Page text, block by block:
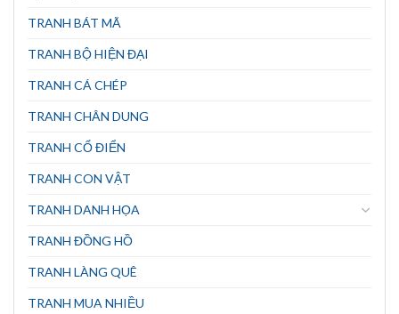
TRANH BÁT MÃ
TRANH BỘ HIỆN ĐẠI
TRANH CÁ CHÉP
TRANH CHÂN DUNG
TRANH CỔ ĐIỂN
TRANH CON VẬT
TRANH DANH HỌA
TRANH ĐỒNG HỒ
TRANH LÀNG QUÊ
TRANH MUA NHIỀU